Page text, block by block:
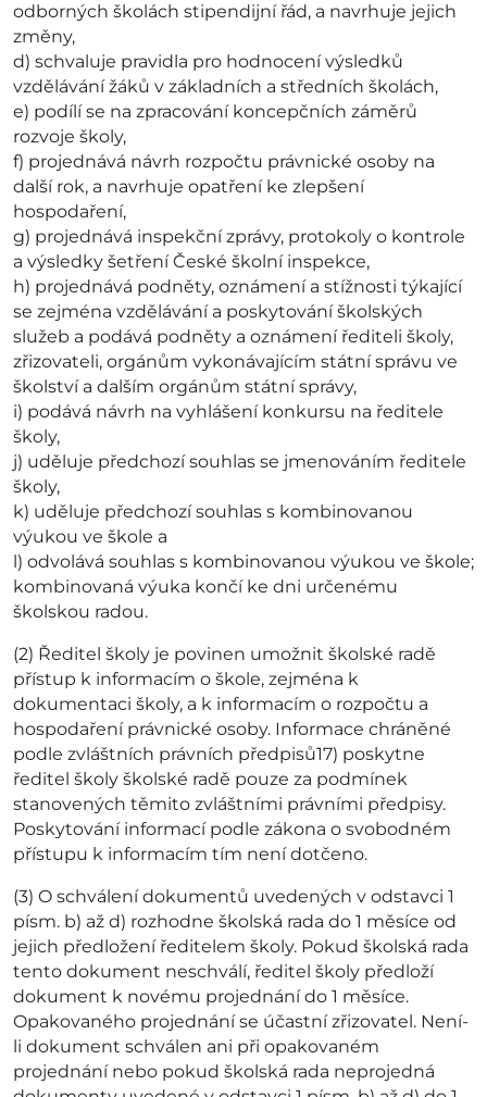
odborných školách stipendijní řád, a navrhuje jejich
změny,
d) schvaluje pravidla pro hodnocení výsledků
vzdělávání žáků v základních a středních školách,
e) podílí se na zpracování koncepčních záměrů
rozvoje školy,
f) projednává návrh rozpočtu právnické osoby na
další rok, a navrhuje opatření ke zlepšení
hospodaření,
g) projednává inspekční zprávy, protokoly o kontrole
a výsledky šetření České školní inspekce,
h) projednává podněty, oznámení a stížnosti týkající
se zejména vzdělávání a poskytování školských
služeb a podává podněty a oznámení řediteli školy,
zřizovateli, orgánům vykonávajícím státní správu ve
školství a dalším orgánům státní správy,
i) podává návrh na vyhlášení konkursu na ředitele
školy,
j) uděluje předchozí souhlas se jmenováním ředitele
školy,
k) uděluje předchozí souhlas s kombinovanou
výukou ve škole a
l) odvolává souhlas s kombinovanou výukou ve škole;
kombinovaná výuka končí ke dni určenému
školskou radou.
(2) Ředitel školy je povinen umožnit školské radě
přístup k informacím o škole, zejména k
dokumentaci školy, a k informacím o rozpočtu a
hospodaření právnické osoby. Informace chráněné
podle zvláštních právních předpisů17) poskytne
ředitel školy školské radě pouze za podmínek
stanovených těmito zvláštními právními předpisy.
Poskytování informací podle zákona o svobodném
přístupu k informacím tím není dotčeno.
(3) O schválení dokumentů uvedených v odstavci 1
písm. b) až d) rozhodne školská rada do 1 měsíce od
jejich předložení ředitelem školy. Pokud školská rada
tento dokument neschválí, ředitel školy předloží
dokument k novému projednání do 1 měsíce.
Opakovaného projednání se účastní zřizovatel. Není-
li dokument schválen ani při opakovaném
projednání nebo pokud školská rada neprojedná